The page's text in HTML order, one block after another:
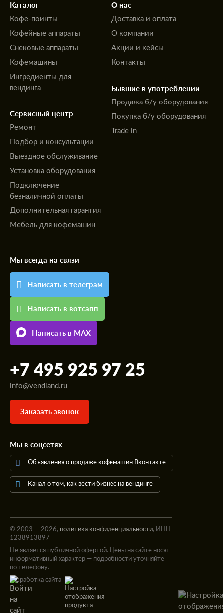
Каталог
Кофе-поинты
Кофейные аппараты
Снековые аппараты
Кофемашины
Ингредиенты для
вендинга
Сервисный центр
Ремонт
Подбор и консультации
Выездное обслуживание
Установка оборудования
Подключение
безналичной оплаты
Дополнительная гарантия
Мебель для кофемашин
О нас
Доставка и оплата
О компании
Акции и кейсы
Контакты
Бывшие в употреблении
Продажа б/у оборудования
Покупка б/у оборудования
Trade in
Мы всегда на связи
Написать в телеграм
Написать в вотсапп
Написать в MAX
+7 495 925 97 25
info@vendland.ru
Заказать звонок
Мы в соцсетях
Объявления о продаже кофемашин Вконтакте
Канал о том, как вести бизнес на вендинге
© 2003 — 2026, политика конфиденциальности, ИНН
1238913897
Не является публичной офертой. Цены на сайте носят
информативный характер — подробности уточняйте
по телефону.
Разработка сайта